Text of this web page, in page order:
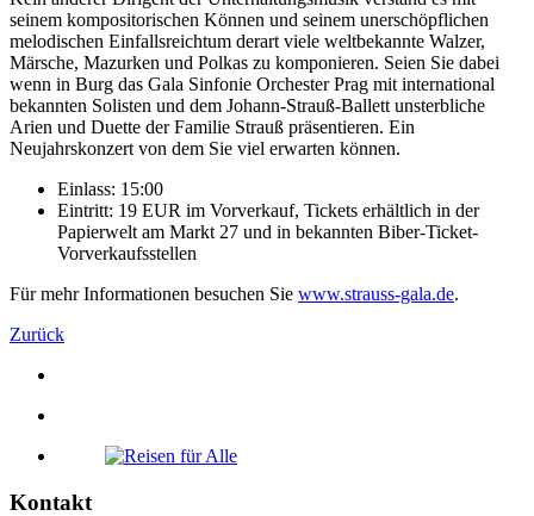
seinem kompositorischen Können und seinem unerschöpflichen
melodischen Einfallsreichtum derart viele weltbekannte Walzer,
Märsche, Mazurken und Polkas zu komponieren. Seien Sie dabei
wenn in Burg das Gala Sinfonie Orchester Prag mit international
bekannten Solisten und dem Johann-Strauß-Ballett unsterbliche
Arien und Duette der Familie Strauß präsentieren. Ein
Neujahrskonzert von dem Sie viel erwarten können.
Einlass: 15:00
Eintritt: 19 EUR im Vorverkauf, Tickets erhältlich in der
Papierwelt am Markt 27 und in bekannten Biber-Ticket-
Vorverkaufsstellen
Für mehr Informationen besuchen Sie www.strauss-gala.de.
Zurück
Kontakt